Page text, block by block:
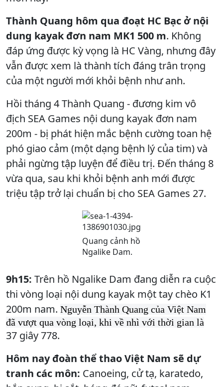
Thành Quang hôm qua đoạt HC Bạc ở nội
dung kayak đơn nam MK1 500 m. Không
đáp ứng được kỳ vọng là HC Vàng, nhưng đây
vẫn được xem là thành tích đáng trân trọng
của một người mới khỏi bệnh như anh.
Hồi tháng 4 Thành Quang - đương kim vô
địch SEA Games nội dung kayak đơn nam
200m - bị phát hiện mắc bệnh cường toan hệ
phó giao cảm (một dạng bệnh lý của tim) và
phải ngừng tập luyện để điều trị. Đến tháng 8
vừa qua, sau khi khỏi bệnh anh mới được
triệu tập trở lại chuẩn bị cho SEA Games 27.
Quang cảnh hồ
Ngalike Dam.
9h15: Trên hồ Ngalike Dam đang diễn ra cuộc
thi vòng loại nội dung kayak một tay chèo K1
200m nam. Nguyễn Thành Quang của Việt Nam
đã vượt qua vòng loại, khi về nhì với thời gian là
37 giây 778.
Hôm nay đoàn thể thao Việt Nam sẽ dự
tranh các môn: Canoeing, cử tạ, karatedo,